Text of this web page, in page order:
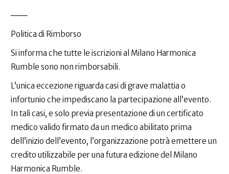
───
Politica di Rimborso
Si informa che tutte le iscrizioni al Milano Harmonica
Rumble sono non rimborsabili.
L’unica eccezione riguarda casi di grave malattia o
infortunio che impediscano la partecipazione all’evento.
In tali casi, e solo previa presentazione di un certificato
medico valido firmato da un medico abilitato prima
dell’inizio dell’evento, l’organizzazione potrà emettere un
credito utilizzabile per una futura edizione del Milano
Harmonica Rumble.